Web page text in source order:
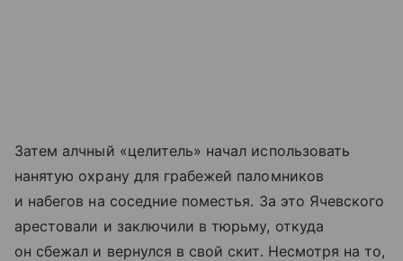
Затем алчный «целитель» начал использовать
нанятую охрану для грабежей паломников
и набегов на соседние поместья. За это Ячевского
арестовали и заключили в тюрьму, откуда
он сбежал и вернулся в свой скит. Несмотря на то,